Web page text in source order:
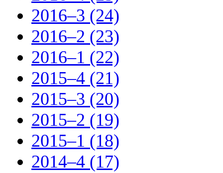
2016–3 (24)
2016–2 (23)
2016–1 (22)
2015–4 (21)
2015–3 (20)
2015–2 (19)
2015–1 (18)
2014–4 (17)